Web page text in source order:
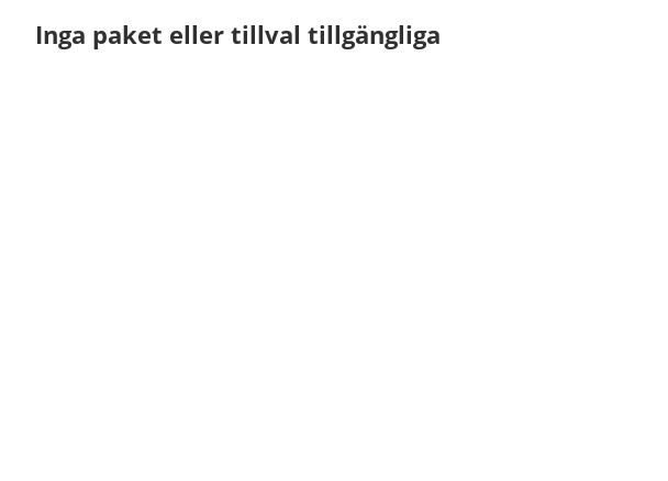
Inga paket eller tillval tillgängliga